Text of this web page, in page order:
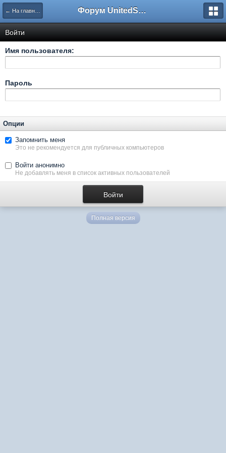
← На главную Форум UnitedSouth
Войти
Имя пользователя:
Пароль
Опции
Запомнить меня
Это не рекомендуется для публичных компьютеров
Войти анонимно
Не добавлять меня в список активных пользователей
Полная версия